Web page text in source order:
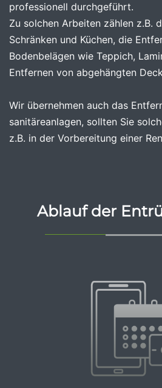
professionell durchgeführt.
Zu solchen Arbeiten zählen z.B.
Schränken und Küchen, die
Bodenbelägen wie Teppich,
Entfernen von abgehängten
Wir übernehmen auch das
sanitäreanlagen, sollten Sie
z.B. in der Vorbereitung einer
Ablauf der